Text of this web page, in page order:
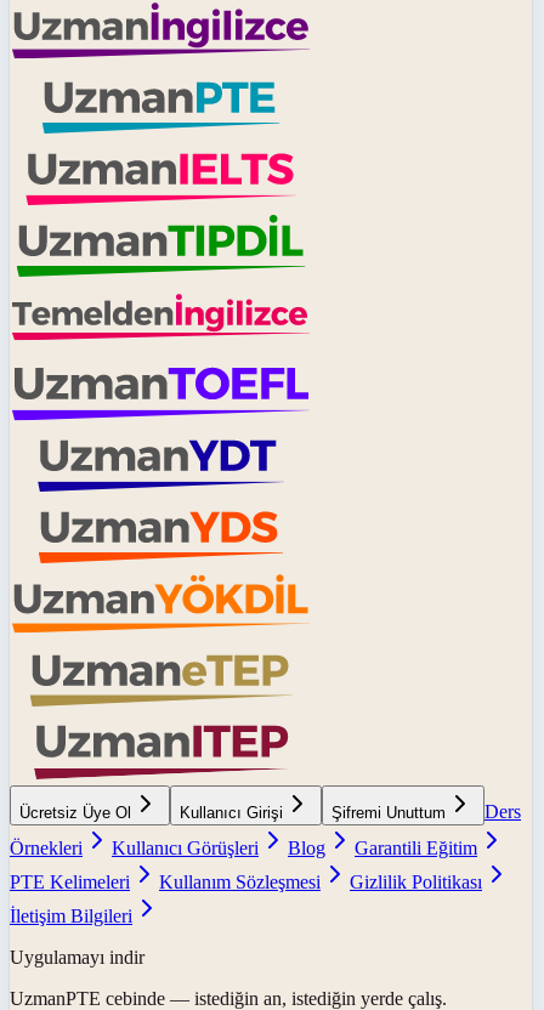
Ücretsiz Üye Ol Kullanıcı Girişi Şifremi Unuttum
Ders
Örnekleri
Kullanıcı Görüşleri Blog
Garantili Eğitim
PTE Kelimeleri
Kullanım Sözleşmesi
Gizlilik Politikası
İletişim Bilgileri
Uygulamayı indir
UzmanPTE cebinde — istediğin an, istediğin yerde çalış.